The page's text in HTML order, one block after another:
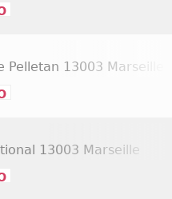
Pelletan 13003 Marseille
13003 Marseille